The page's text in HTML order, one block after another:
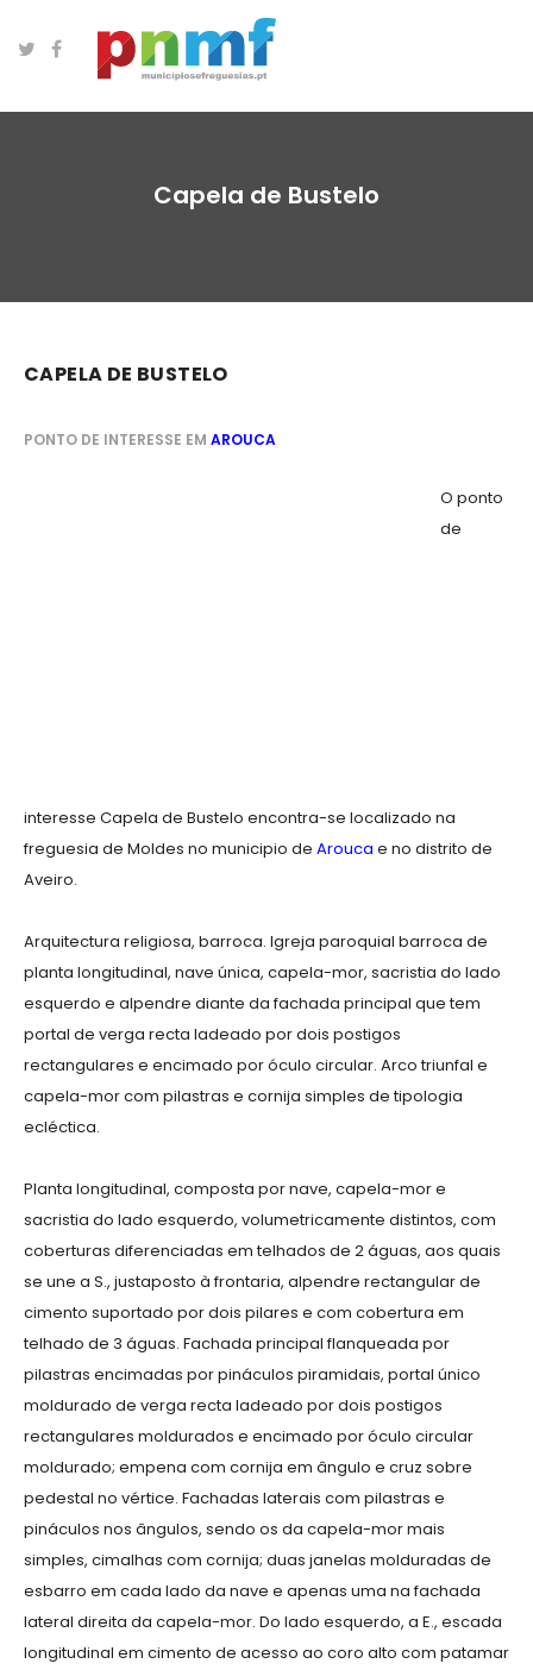
Capela de Bustelo
CAPELA DE BUSTELO
PONTO DE INTERESSE EM AROUCA
O ponto
de
interesse Capela de Bustelo encontra-se localizado na
freguesia de Moldes no municipio de Arouca e no distrito de
Aveiro.
Arquitectura religiosa, barroca. Igreja paroquial barroca de
planta longitudinal, nave única, capela-mor, sacristia do lado
esquerdo e alpendre diante da fachada principal que tem
portal de verga recta ladeado por dois postigos
rectangulares e encimado por óculo circular. Arco triunfal e
capela-mor com pilastras e cornija simples de tipologia
ecléctica.
Planta longitudinal, composta por nave, capela-mor e
sacristia do lado esquerdo, volumetricamente distintos, com
coberturas diferenciadas em telhados de 2 águas, aos quais
se une a S., justaposto à frontaria, alpendre rectangular de
cimento suportado por dois pilares e com cobertura em
telhado de 3 águas. Fachada principal flanqueada por
pilastras encimadas por pináculos piramidais, portal único
moldurado de verga recta ladeado por dois postigos
rectangulares moldurados e encimado por óculo circular
moldurado; empena com cornija em ângulo e cruz sobre
pedestal no vértice. Fachadas laterais com pilastras e
pináculos nos ângulos, sendo os da capela-mor mais
simples, cimalhas com cornija; duas janelas molduradas de
esbarro em cada lado da nave e apenas uma na fachada
lateral direita da capela-mor. Do lado esquerdo, a E., escada
longitudinal em cimento de acesso ao coro alto com patamar